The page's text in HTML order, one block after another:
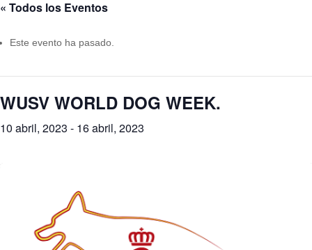
« Todos los Eventos
Este evento ha pasado.
WUSV WORLD DOG WEEK.
10 abril, 2023 - 16 abril, 2023